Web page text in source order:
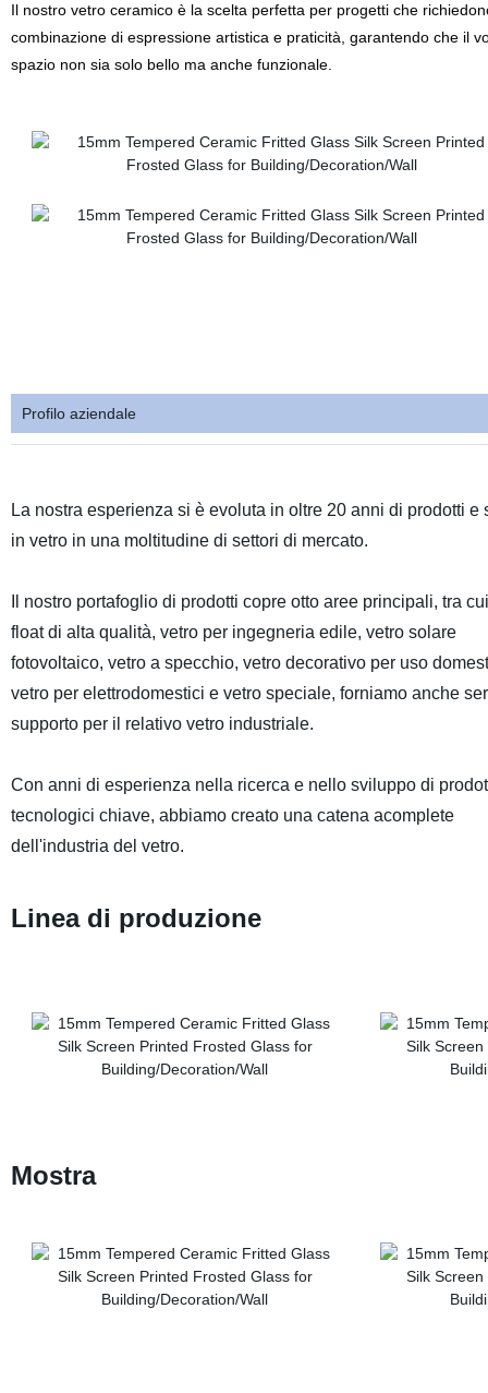
Il nostro vetro ceramico è la scelta perfetta per progetti che
combinazione di espressione artistica e praticità, garantendo che il
spazio non sia solo bello ma anche funzionale.
Profilo aziendale
La nostra esperienza si è evoluta in oltre 20 anni di prodotti e
in vetro in una moltitudine di settori di mercato.
Il nostro portafoglio di prodotti copre otto aree principali, tra
float di alta qualità, vetro per ingegneria edile, vetro solare
fotovoltaico, vetro a specchio, vetro decorativo per uso
vetro per elettrodomestici e vetro speciale, forniamo anche
supporto per il relativo vetro industriale.
Con anni di esperienza nella ricerca e nello sviluppo di
tecnologici chiave, abbiamo creato una catena acomplete
dell'industria del vetro.
Linea di produzione
Mostra